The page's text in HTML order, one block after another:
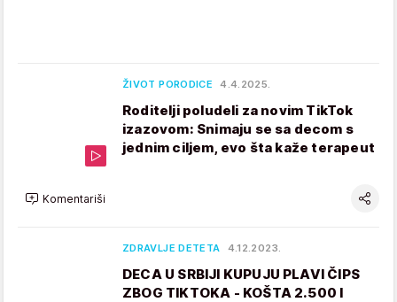
ŽIVOT PORODICE 4.4.2025.
Roditelji poludeli za novim TikTok
izazovom: Snimaju se sa decom s
jednim ciljem, evo šta kaže terapeut
Komentariši
ZDRAVLJE DETETA 4.12.2023.
DECA U SRBIJI KUPUJU PLAVI ČIPS
ZBOG TIKTOKA - KOŠTA 2.500 I